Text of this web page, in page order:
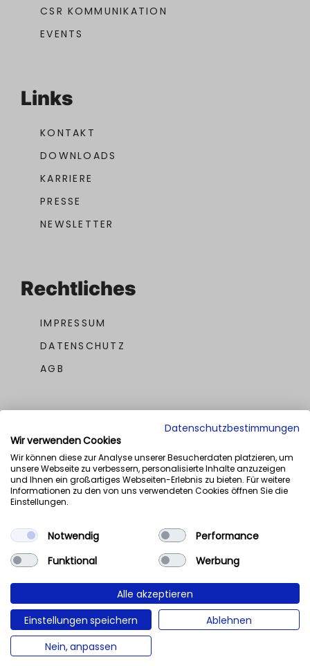
CSR KOMMUNIKATION
EVENTS
Links
KONTAKT
DOWNLOADS
KARRIERE
PRESSE
NEWSLETTER
Rechtliches
IMPRESSUM
DATENSCHUTZ
AGB
UNSERE AWARDS
Datenschutzbestimmungen
Wir verwenden Cookies
Wir können diese zur Analyse unserer Besucherdaten platzieren, um
unsere Webseite zu verbessern, personalisierte Inhalte anzuzeigen
und Ihnen ein großartiges Webseiten-Erlebnis zu bieten. Für weitere
Informationen zu den von uns verwendeten Cookies öffnen Sie die
Einstellungen.
Notwendig Performance
Funktional Werbung
Alle akzeptieren
Einstellungen speichern Ablehnen
Nein, anpassen